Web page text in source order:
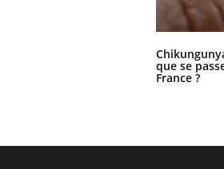
que se
France ?